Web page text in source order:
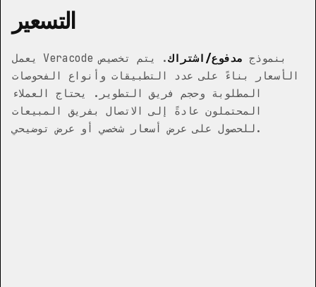
التسعير
يعمل Veracode بنموذج مدفوع/اشتراك. يتم تخصيص
الأسعار بناءً على عدد التطبيقات وأنواع الفحوصات
المطلوبة وحجم فريق التطوير. يحتاج العملاء
المحتملون عادةً إلى الاتصال بفريق المبيعات
للحصول على عرض أسعار شخصي أو عرض توضيحي.